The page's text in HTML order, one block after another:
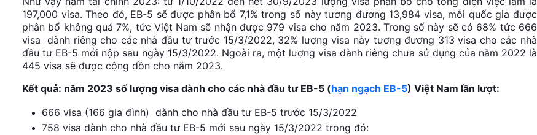
197,000 visa. Theo đó, EB-5 sẽ được phân bổ 7,1% trong số này tương đương 13,984 visa, mỗi quốc gia được
phân bổ không quá 7%, tức Việt Nam sẽ nhận được 979 visa cho năm 2023. Trong số này sẽ có 68% tức 666
visa dành riêng cho các nhà đầu tư trước 15/3/2022, 32% lượng visa này tương đương 313 visa cho các nhà
đầu tư EB-5 mới nộp sau ngày 15/3/2022. Ngoài ra, một lượng visa dành riêng chưa sử dụng của năm 2022 là
445 visa sẽ được cộng dồn cho năm 2023.
Kết quả: năm 2023 số lượng visa dành cho các nhà đầu tư EB-5 (hạn ngạch EB-5) Việt Nam lần lượt:
666 visa (166 gia đình) dành cho nhà đầu tư EB-5 trước 15/3/2022
758 visa dành cho nhà đầu tư EB-5 mới sau ngày 15/3/2022 trong đó: